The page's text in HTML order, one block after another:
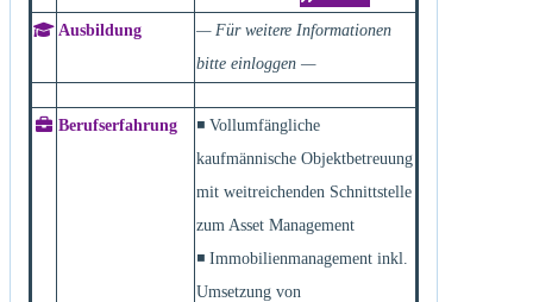
Ausbildung
— Für weitere Informationen
bitte einloggen —
Berufserfahrung
◾ Vollumfängliche
kaufmännische Objektbetreuung
mit weitreichenden Schnittstelle
zum Asset Management
◾ Immobilienmanagement inkl.
Umsetzung von